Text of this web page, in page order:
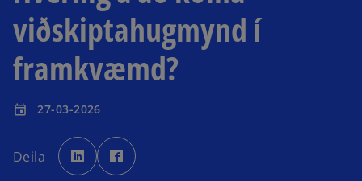
viðskiptahugmynd í
framkvæmd?
event 27-03-2026
Deila
o
p
e
n
p
e